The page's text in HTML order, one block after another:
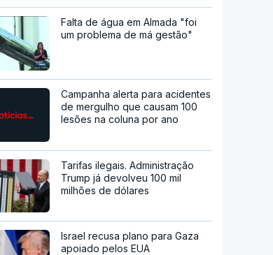
Falta de água em Almada "foi
um problema de má gestão"
Campanha alerta para acidentes
de mergulho que causam 100
lesões na coluna por ano
Tarifas ilegais. Administração
Trump já devolveu 100 mil
milhões de dólares
Israel recusa plano para Gaza
apoiado pelos EUA